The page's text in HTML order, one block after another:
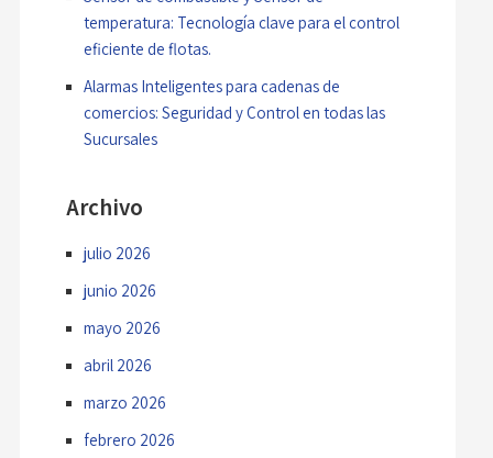
temperatura: Tecnología clave para el control
eficiente de flotas.
Alarmas Inteligentes para cadenas de
comercios: Seguridad y Control en todas las
Sucursales
Archivo
julio 2026
junio 2026
mayo 2026
abril 2026
marzo 2026
febrero 2026